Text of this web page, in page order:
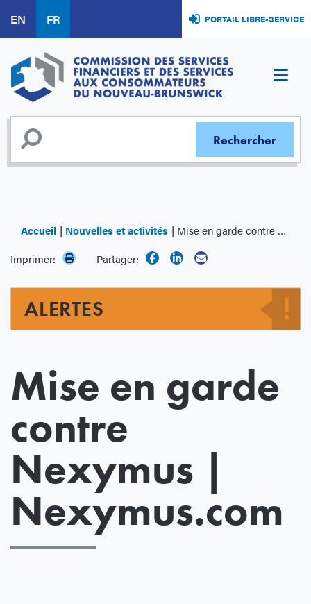
au
contenu
principal
EN FR PORTAIL LIBRE-SERVICE
Accueil Nouvelles et activités
Mise en garde contre Nexymus | Nexymus.com
Imprimer:
Partager:
ALERTES
Mise en garde
contre
Nexymus |
Nexymus.com